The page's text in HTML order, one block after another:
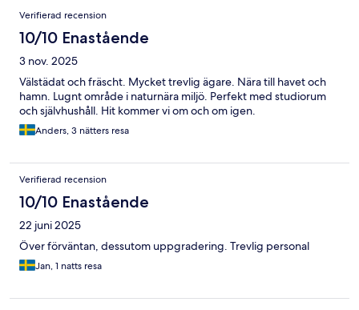
Verifierad recension
10/10 Enastående
3 nov. 2025
Välstädat och fräscht. Mycket trevlig ägare. Nära till havet och
hamn. Lugnt område i naturnära miljö. Perfekt med studiorum
och självhushåll. Hit kommer vi om och om igen.
Anders, 3 nätters resa
Verifierad recension
10/10 Enastående
22 juni 2025
Över förväntan, dessutom uppgradering. Trevlig personal
Jan, 1 natts resa